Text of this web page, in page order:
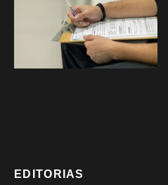
EDITORIAS